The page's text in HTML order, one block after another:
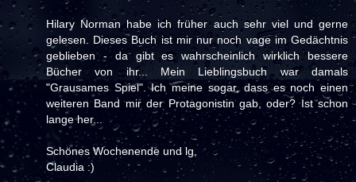
Hilary Norman habe ich früher auch sehr viel und gerne
gelesen. Dieses Buch ist mir nur noch vage im Gedächtnis
geblieben - da gibt es wahrscheinlich wirklich bessere
Bücher von ihr... Mein Lieblingsbuch war damals
"Grausames Spiel". Ich meine sogar, dass es noch einen
weiteren Band mir der Protagonistin gab, oder? Ist schon
lange her...
Schönes Wochenende und lg,
Claudia :)